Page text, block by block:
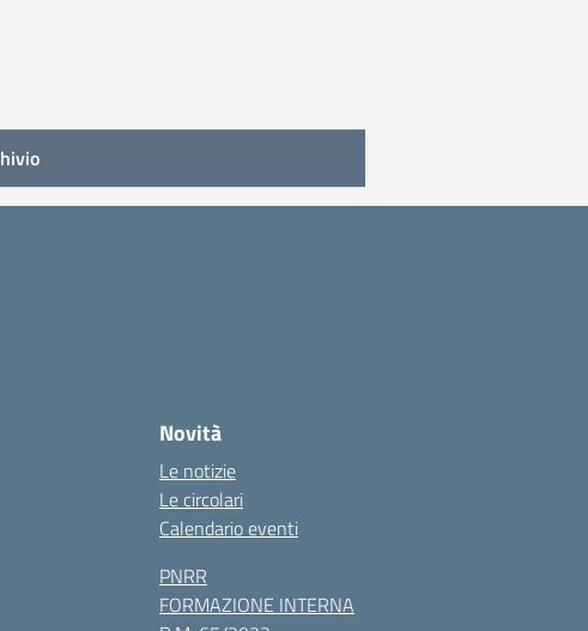
Novità
Le notizie
Le circolari
Calendario eventi
PNRR
FORMAZIONE INTERNA